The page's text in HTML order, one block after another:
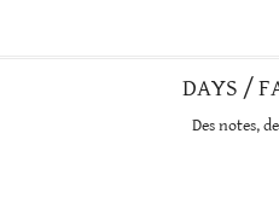
DAYS /
Des notes,